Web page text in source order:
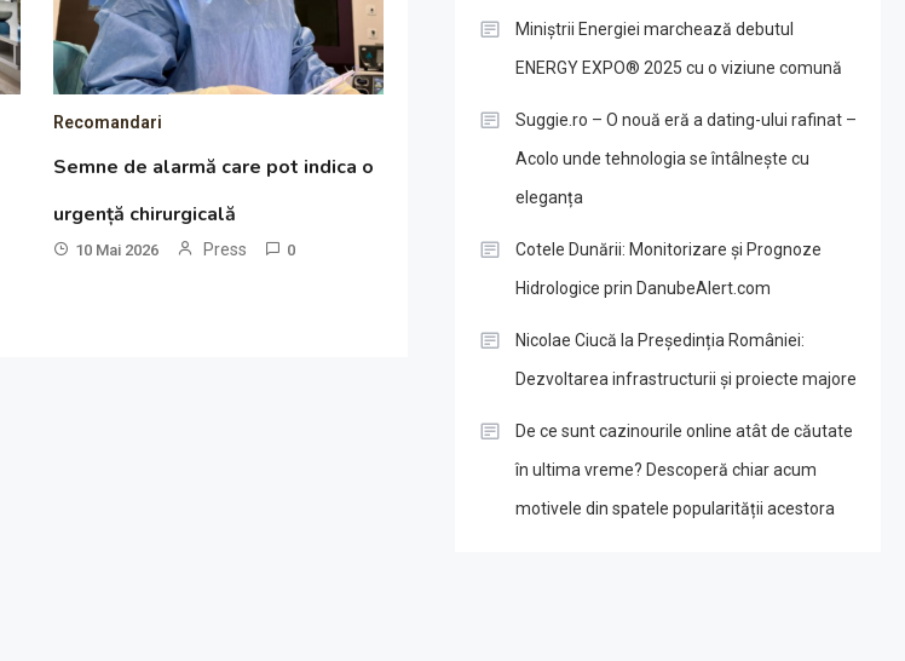
Recomandari
Semne de alarmă care pot indica o
urgență chirurgicală
10 Mai 2026 Press 0
Miniștrii Energiei marchează debutul
ENERGY EXPO® 2025 cu o viziune comună
Suggie.ro – O nouă eră a dating-ului rafinat –
Acolo unde tehnologia se întâlnește cu
eleganța
Cotele Dunării: Monitorizare și Prognoze
Hidrologice prin DanubeAlert.com
Nicolae Ciucă la Președinția României:
Dezvoltarea infrastructurii și proiecte majore
De ce sunt cazinourile online atât de căutate
în ultima vreme? Descoperă chiar acum
motivele din spatele popularității acestora